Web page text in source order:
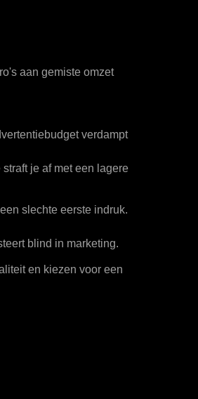
aan gemiste omzet
verdampt
je af met een lagere
slechte eerste indruk.
blind in marketing.
en kiezen voor een